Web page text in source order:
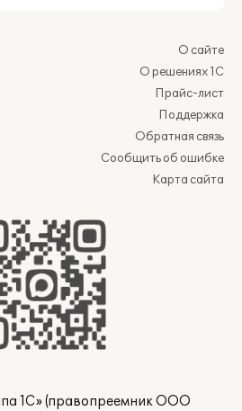
О сайте
О решениях 1С
Прайс-лист
Поддержка
Обратная связь
Сообщить об ошибке
Карта сайта
1С» (правопреемник ООО